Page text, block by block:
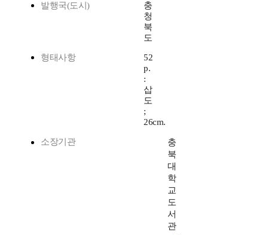
발행국(도시)
충
청
북
도
형태사항
52
p.
:
삽
도
;
26cm.
소장기관
충
북
대
학
교
도
서
관